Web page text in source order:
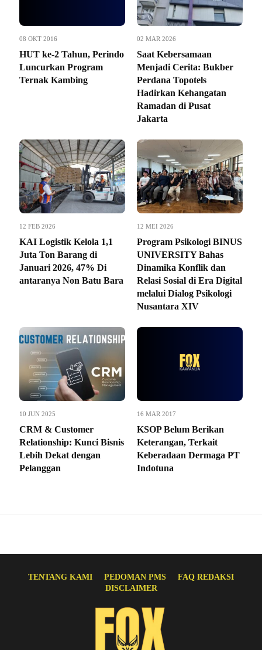
08 OKT 2016
HUT ke-2 Tahun, Perindo
Luncurkan Program
Ternak Kambing
02 MAR 2026
Saat Kebersamaan
Menjadi Cerita: Bukber
Perdana Topotels
Hadirkan Kehangatan
Ramadan di Pusat
Jakarta
12 FEB 2026
KAI Logistik Kelola 1,1
Juta Ton Barang di
Januari 2026, 47% Di
antaranya Non Batu Bara
12 MEI 2026
Program Psikologi BINUS
UNIVERSITY Bahas
Dinamika Konflik dan
Relasi Sosial di Era Digital
melalui Dialog Psikologi
Nusantara XIV
10 JUN 2025
CRM & Customer
Relationship: Kunci Bisnis
Lebih Dekat dengan
Pelanggan
16 MAR 2017
KSOP Belum Berikan
Keterangan, Terkait
Keberadaan Dermaga PT
Indotuna
TENTANG KAMI PEDOMAN PMS
FAQ REDAKSI
DISCLAIMER